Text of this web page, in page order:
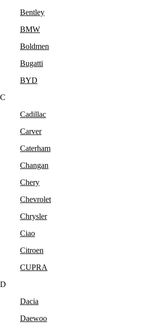
Bentley
BMW
Boldmen
Bugatti
BYD
C
Cadillac
Carver
Caterham
Changan
Chery
Chevrolet
Chrysler
Ciao
Citroen
CUPRA
D
Dacia
Daewoo